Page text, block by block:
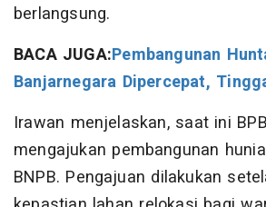
berlangsung.
BACA JUGA:Pembangunan
Banjarnegara Dipercepat,
Irawan menjelaskan, saat ini
mengajukan pembangunan
BNPB. Pengajuan dilakukan